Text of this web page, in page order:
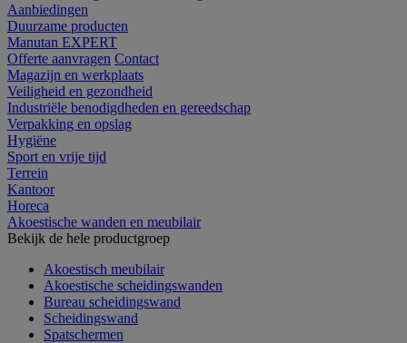
Aanbiedingen
Duurzame producten
Manutan EXPERT
Offerte aanvragen Contact
Magazijn en werkplaats
Veiligheid en gezondheid
Industriële benodigdheden en gereedschap
Verpakking en opslag
Hygiëne
Sport en vrije tijd
Terrein
Kantoor
Horeca
Akoestische wanden en meubilair
Bekijk de hele productgroep
Akoestisch meubilair
Akoestische scheidingswanden
Bureau scheidingswand
Scheidingswand
Spatschermen